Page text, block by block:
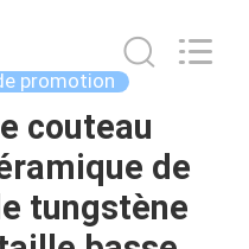
promotion
couteau
de
tungstène